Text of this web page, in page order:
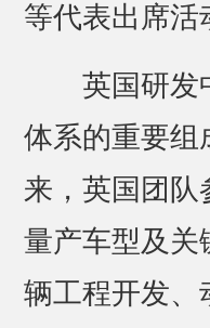
等代表出席活
英国研发中
体系的重要组
来，英国团队
量产车型及关
辆工程开发、